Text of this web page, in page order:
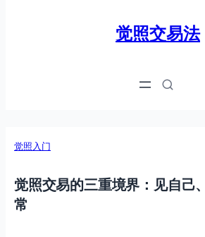
觉照交易法
觉照入门
觉照交易的三重境界：见自己
常